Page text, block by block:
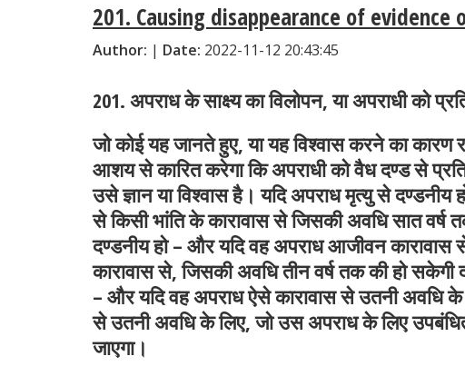
201. Causing disappearance of
Author: | Date: 2022-11-12 20:43:45
201. अपराध के साक्ष्य का विलोपन, या अपराधी को
जो कोई यह जानते हुए, या यह विश्वास करने का
आशय से कारित करेगा कि अपराधी को वैध दण्ड से
उसे ज्ञान या विश्वास है। यदि अपराध मृत्यु से दण्डनीय
से किसी भांति के कारावास से जिसकी अवधि सात वर्ष
दण्डनीय हो – और यदि वह अपराध आजीवन कारावास
कारावास से, जिसकी अवधि तीन वर्ष तक की हो सकेगी
– और यदि वह अपराध ऐसे कारावास से उतनी अवधि के
से उतनी अवधि के लिए, जो उस अपराध के लिए उपबंधित
जाएगा।